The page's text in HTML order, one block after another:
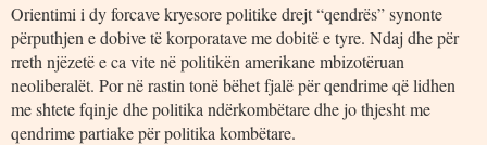
Orientimi i dy forcave kryesore politike drejt “qendrës” synonte
përputhjen e dobive të korporatave me dobitë e tyre. Ndaj dhe për
rreth njëzetë e ca vite në politikën amerikane mbizotëruan
neoliberalët. Por në rastin tonë bëhet fjalë për qendrime që lidhen
me shtete fqinje dhe politika ndërkombëtare dhe jo thjesht me
qendrime partiake për politika kombëtare.